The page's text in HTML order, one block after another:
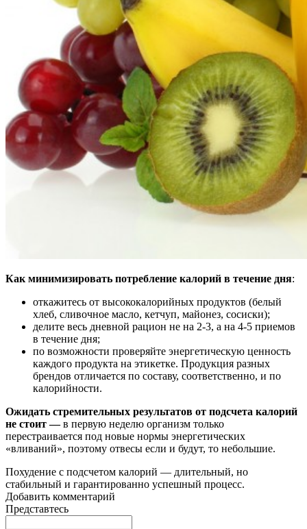
Как минимизировать потребление калорий в течение дня:
откажитесь от высококалорийных продуктов (белый
хлеб, сливочное масло, кетчуп, майонез, сосиски);
делите весь дневной рацион не на 2-3, а на 4-5 приемов
в течение дня;
по возможности проверяйте энергетическую ценность
каждого продукта на этикетке. Продукция разных
брендов отличается по составу, соответственно, и по
калорийности.
Ожидать стремительных результатов от подсчета калорий
не стоит —в первую неделю организм только
перестраивается под новые нормы энергетических
«вливаний», поэтому отвесы если и будут, то небольшие.
Похудение с подсчетом калорий — длительный, но
стабильный и гарантированно успешный процесс.
Добавить комментарий
Представтесь